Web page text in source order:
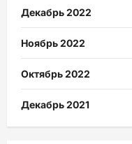
Декабрь 2022
Ноябрь 2022
Октябрь 2022
Декабрь 2021